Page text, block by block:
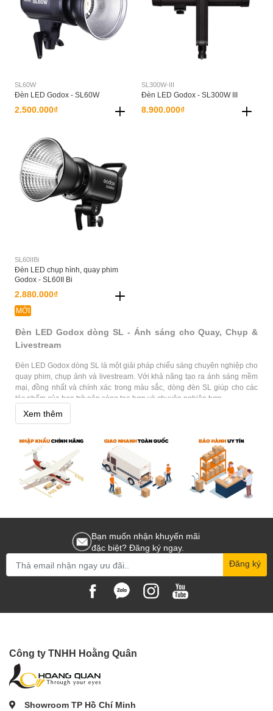
SL60W
Đèn LED Godox - SL60W
2.500.000₫
SL300W-III
Đèn LED Godox - SL300W III
8.900.000₫
SL60IIBi
Đèn LED chụp hình, quay phim
Godox - SL60II Bi
2.880.000₫
MỚI
Đèn LED Godox dòng SL - Ánh sáng cho Quay, Chụp &
Livestream
Đèn LED Godox dòng SL là một giải pháp chiếu sáng chuyên nghiệp cho
quay phim, chụp ảnh và livestream. Với khả năng tạo ra ánh sáng mềm
mại, đồng nhất và chính xác trong màu sắc, dòng đèn SL giúp cho các
tác phẩm của bạn trở nên sáng tạo hơn và chuyên nghiệp hơn.
Đèn LED Godox dòng SL được thiết kế để cung cấp hiệu suất ổn định và
tuyệt vời của mình mà không phải lo lắng về việc chiếu sáng. Với dải độ
rộng của các tùy chọn và các tính năng linh hoạt, đèn LED Godox dòng
SL là sự lựa chọn tuyệt vời cho các nhiếp ảnh gia, nhà làm phim và
người livestream.
Phân phối Đèn LED Godox dòng SL chính hãng ở
dòng SL tại Việt Nam. Chúng tôi cam kết cung cấp hàng chính hãng và
đảm bảo chất lượng sản phẩm. Đặt hàng trực tuyến tại website của
chúng tôi để được miễn phí giao hàng toàn quốc. Ngoài ra, quý khách
còn có thể đến trực tiếp các showroom tại TPHCM, Hà Nội, và Đà Nẵng
để trải nghiệm sản phẩm tốt nhất và được tư vấn bởi đội ngũ chuyên gia
Xem thêm
Bạn muốn nhận khuyến mãi
đặc biệt? Đăng ký ngay.
Đăng ký
Công ty TNHH Hoằng Quân
Showroom TP Hồ Chí Minh